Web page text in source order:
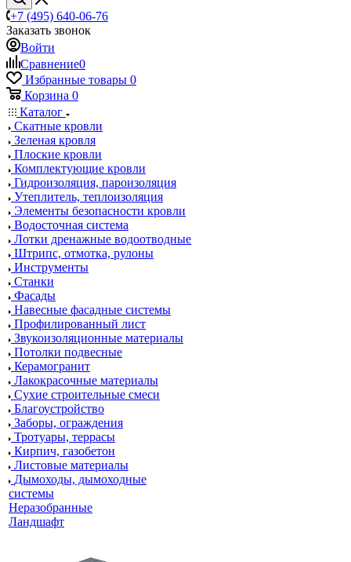
+7 (495) 640-06-76
Заказать звонок
Войти
Сравнение0
Избранные товары 0
Корзина 0
Каталог
Скатные кровли
Зеленая кровля
Плоские кровли
Комплектующие кровли
Гидроизоляция, пароизоляция
Утеплитель, теплоизоляция
Элементы безопасности кровли
Водосточная система
Лотки дренажные водоотводные
Штрипс, отмотка, рулоны
Инструменты
Станки
Фасады
Навесные фасадные системы
Профилированный лист
Звукоизоляционные материалы
Потолки подвесные
Керамогранит
Лакокрасочные материалы
Сухие строительные смеси
Благоустройство
Заборы, ограждения
Тротуары, террасы
Кирпич, газобетон
Листовые материалы
Дымоходы, дымоходные
системы
Неразобранные
Ландшафт